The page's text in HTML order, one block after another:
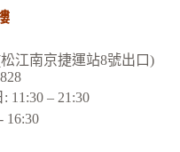
江南京捷運站8號出口)
11:30 – 21:30
16:30